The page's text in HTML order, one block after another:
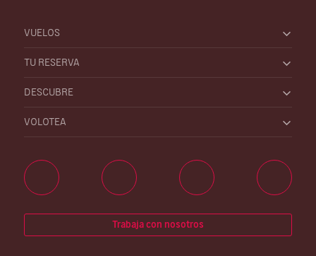
VUELOS
TU RESERVA
DESCUBRE
VOLOTEA
Trabaja con nosotros